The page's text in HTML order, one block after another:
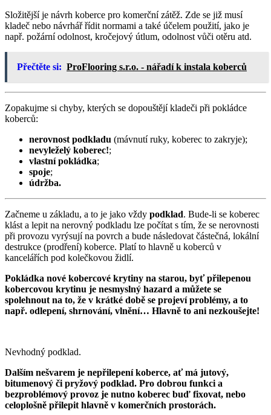
Složitější je návrh koberce pro komerční zátěž. Zde se již musí
kladeč nebo návrhář řídit normami a také účelem použití, jako je
např. požární odolnost, kročejový útlum, odolnost vůči otěru atd.
Přečtěte si: ProFlooring s.r.o. - nářadí k instala koberců
Zopakujme si chyby, kterých se dopouštějí kladeči při pokládce
koberců:
nerovnost podkladu (mávnutí ruky, koberec to zakryje);
nevyleželý koberec!;
vlastní pokládka;
spoje;
údržba.
Začneme u základu, a to je jako vždy podklad. Bude-li se koberec
klást a lepit na nerovný podkladu lze počítat s tím, že se nerovnosti
při provozu vyrýsují na povrch a bude následovat částečná, lokální
destrukce (prodření) koberce. Platí to hlavně u koberců v
kancelářích pod kolečkovou židlí.
Pokládka nové kobercové krytiny na starou, byť přilepenou
kobercovou krytinu je nesmyslný hazard a můžete se
spolehnout na to, že v krátké době se projeví problémy, a to
např. odlepení, shrnování, vlnění… Hlavně to ani nezkoušejte!
Nevhodný podklad.
Dalším nešvarem je nepřilepení koberce, ať má jutový,
bitumenový či pryžový podklad. Pro dobrou funkci a
bezproblémový provoz je nutno koberec buď fixovat, nebo
celoplošně přilepit hlavně v komerčních prostorách.